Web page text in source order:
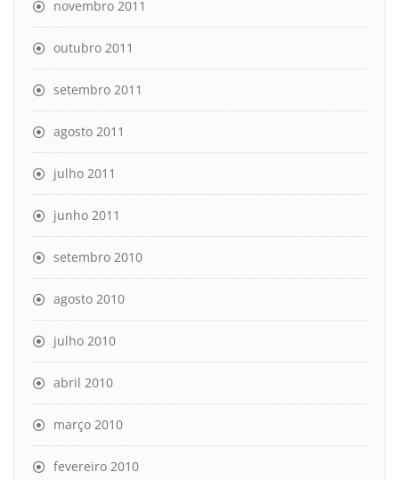
novembro 2011
outubro 2011
setembro 2011
agosto 2011
julho 2011
junho 2011
setembro 2010
agosto 2010
julho 2010
abril 2010
março 2010
fevereiro 2010